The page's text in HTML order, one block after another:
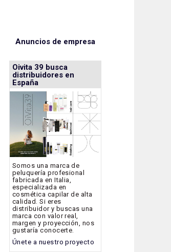
Anuncios de empresa
Oivita 39 busca
distribuidores en
España
Somos una marca de
peluquería profesional
fabricada en Italia,
especializada en
cosmética capilar de alta
calidad. Si eres
distribuidor y buscas una
marca con valor real,
margen y proyección, nos
gustaría conocerte.
Únete a nuestro proyecto